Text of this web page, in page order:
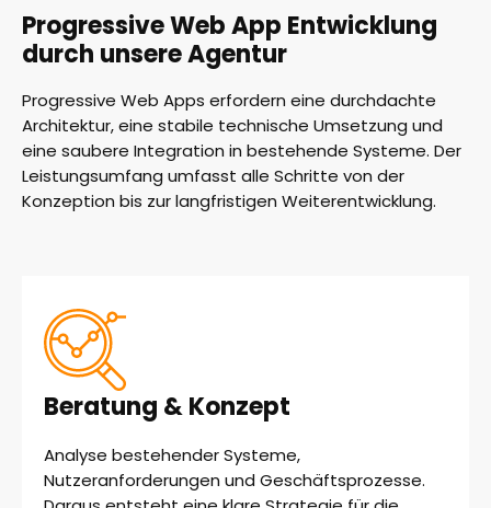
Progressive Web App Entwicklung
durch unsere Agentur
Progressive Web Apps erfordern eine durchdachte
Architektur, eine stabile technische Umsetzung und
eine saubere Integration in bestehende Systeme. Der
Leistungsumfang umfasst alle Schritte von der
Konzeption bis zur langfristigen Weiterentwicklung.
Beratung & Konzept
Analyse bestehender Systeme,
Nutzeranforderungen und Geschäftsprozesse.